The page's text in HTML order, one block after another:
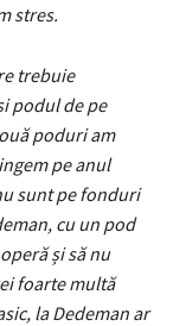
stres.
trebuie
podul de pe
poduri am
pe anul
sunt pe fonduri
cu un pod
și să nu
foarte multă
la Dedeman ar